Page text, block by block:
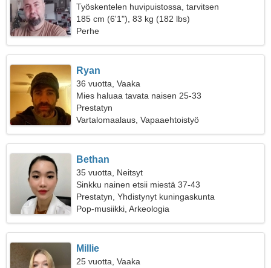
Työskentelen huvipuistossa, tarvitsen
poikkeuksellisen naisen
185 cm (6'1"), 83 kg (182 lbs)
Perhe
Ryan
36 vuotta, Vaaka
Mies haluaa tavata naisen 25-33
Prestatyn
Vartalomaalaus, Vapaaehtoistyö
Bethan
35 vuotta, Neitsyt
Sinkku nainen etsii miestä 37-43
Prestatyn, Yhdistynyt kuningaskunta
Pop-musiikki, Arkeologia
Millie
25 vuotta, Vaaka